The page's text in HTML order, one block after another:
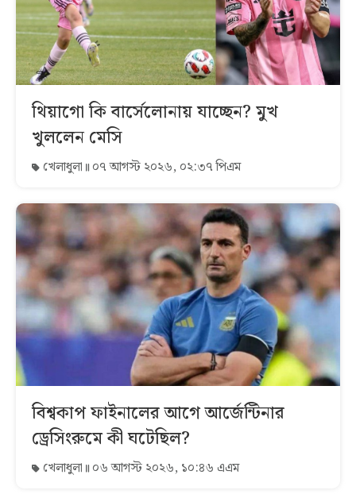
থিয়াগো কি বার্সেলোনায় যাচ্ছেন? মুখ
খুললেন মেসি
খেলাধুলা ০৭ আগস্ট ২০২৬, ০২:৩৭ পিএম
বিশ্বকাপ ফাইনালের আগে আর্জেন্টিনার
ড্রেসিংরুমে কী ঘটেছিল?
খেলাধুলা ০৬ আগস্ট ২০২৬, ১০:৪৬ এএম